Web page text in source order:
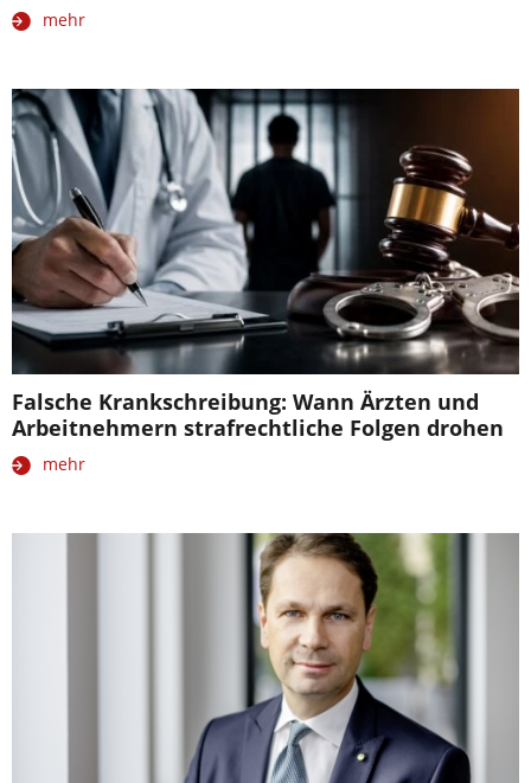
mehr
Falsche Krankschreibung: Wann Ärzten und
Arbeitnehmern strafrechtliche Folgen drohen
mehr